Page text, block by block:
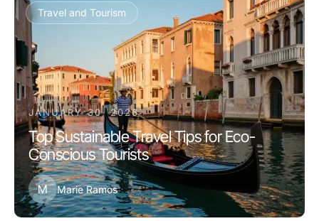
Travel and Tourism
JANUARY 30, 2026
Top Sustainable Travel Tips for Eco-
Conscious Tourists
M Marie Ramos